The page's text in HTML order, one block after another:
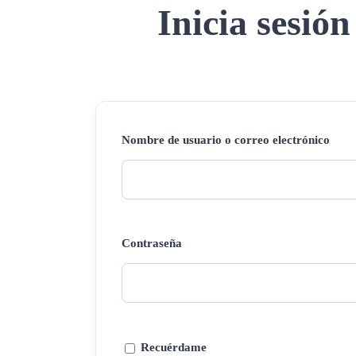
Inicia sesión
Nombre de usuario o correo electrónico
Contraseña
Recuérdame